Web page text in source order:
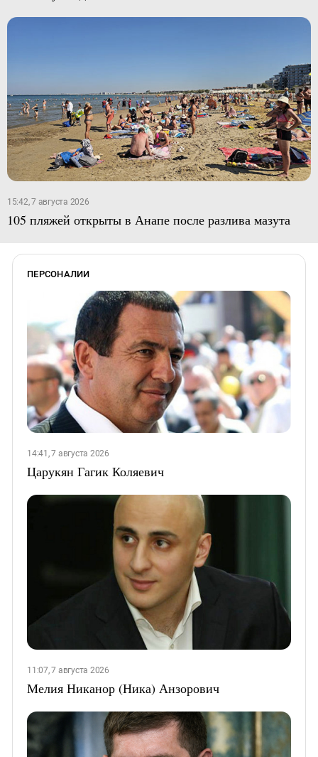
15:42, 7 августа 2026
105 пляжей открыты в Анапе после разлива мазута
ПЕРСОНАЛИИ
14:41, 7 августа 2026
Царукян Гагик Коляевич
11:07, 7 августа 2026
Мелия Никанор (Ника) Анзорович